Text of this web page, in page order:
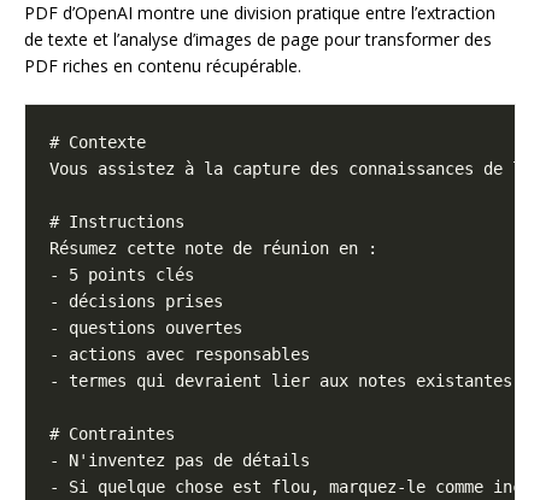
PDF d’OpenAI montre une division pratique entre l’extraction
de texte et l’analyse d’images de page pour transformer des
PDF riches en contenu récupérable.